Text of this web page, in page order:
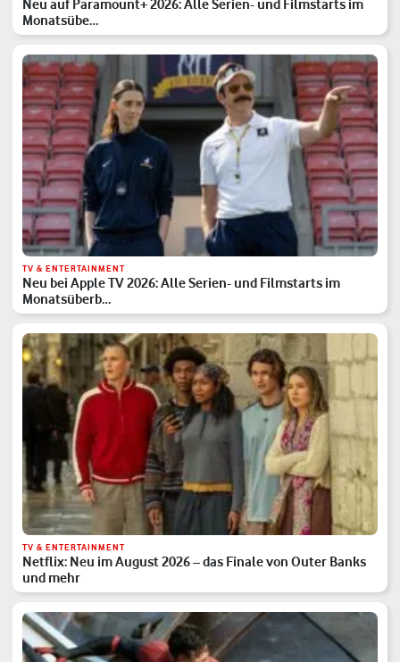
Neu auf Paramount+ 2026: Alle Serien- und Filmstarts im
Monatsübe…
TV & ENTERTAINMENT
Neu bei Apple TV 2026: Alle Serien- und Filmstarts im
Monatsüberb…
TV & ENTERTAINMENT
Netflix: Neu im August 2026 – das Finale von Outer Banks
und mehr